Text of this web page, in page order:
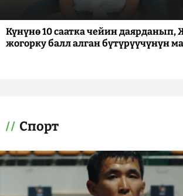
Күнүнө 10 саатка чейин даярданып,
жогорку балл алган бүтүрүүчүнүн
Спорт